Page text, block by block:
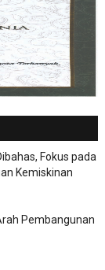
Fokus pada
Kemiskinan
Pembangunan